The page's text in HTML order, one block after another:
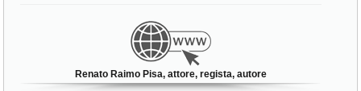
Renato Raimo Pisa, attore, regista, autore